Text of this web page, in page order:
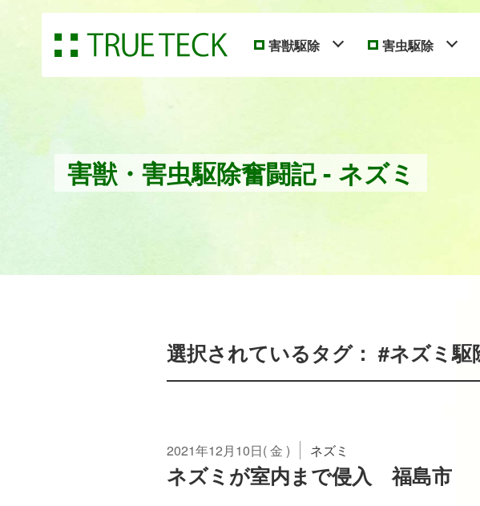
害獣駆除 害虫駆除
害獣・害虫駆除奮闘記 - ネズミ
選択されているタグ： #ネズミ
2021年12月10日( 金 ) ネズミ
ネズミが室内まで侵入 福島市